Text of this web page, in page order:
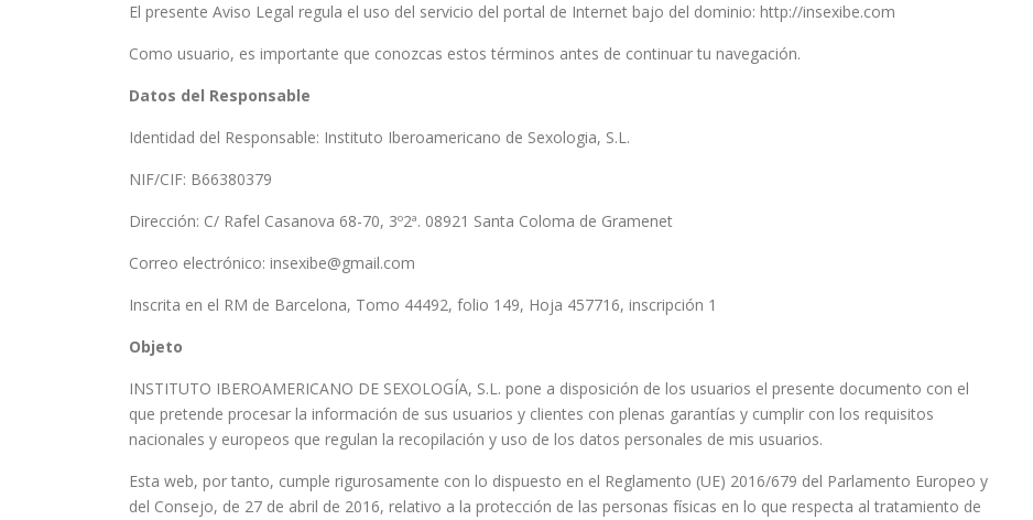
El presente Aviso Legal regula el uso del servicio del portal de Internet bajo del dominio: http://insexibe.com
Como usuario, es importante que conozcas estos términos antes de continuar tu navegación.
Datos del Responsable
Identidad del Responsable: Instituto Iberoamericano de Sexologia, S.L.
NIF/CIF: B66380379
Dirección: C/ Rafel Casanova 68-70, 3º2ª. 08921 Santa Coloma de Gramenet
Correo electrónico: insexibe@gmail.com
Inscrita en el RM de Barcelona, Tomo 44492, folio 149, Hoja 457716, inscripción 1
Objeto
INSTITUTO IBEROAMERICANO DE SEXOLOGÍA, S.L. pone a disposición de los usuarios el presente documento con el
que pretende procesar la información de sus usuarios y clientes con plenas garantías y cumplir con los requisitos
nacionales y europeos que regulan la recopilación y uso de los datos personales de mis usuarios.
Esta web, por tanto, cumple rigurosamente con lo dispuesto en el Reglamento (UE) 2016/679 del Parlamento Europeo y
del Consejo, de 27 de abril de 2016, relativo a la protección de las personas físicas en lo que respecta al tratamiento de